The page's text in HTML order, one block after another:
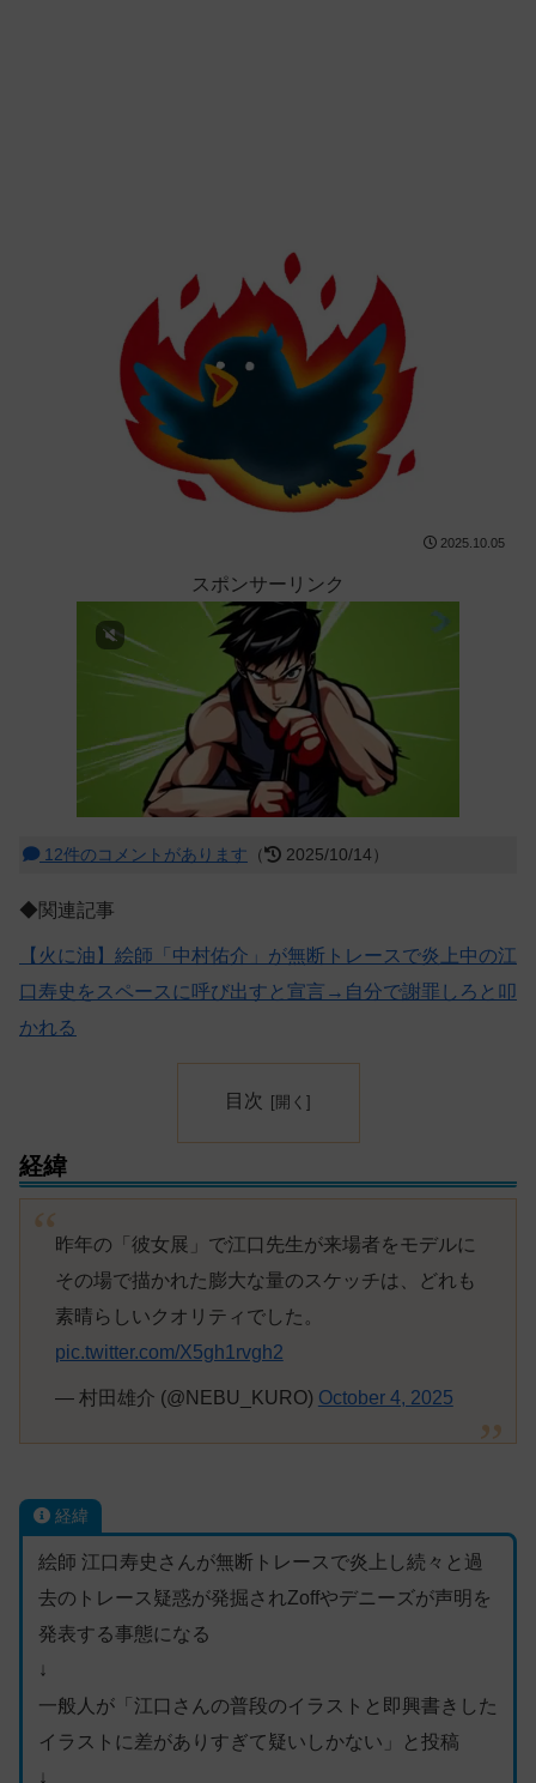
2025.10.05
スポンサーリンク
12件のコメントがあります （ 2025/10/14）
◆関連記事
【火に油】絵師「中村佑介」が無断トレースで炎上中の江
口寿史をスペースに呼び出すと宣言→自分で謝罪しろと叩
かれる
目次
経緯
昨年の「彼女展」で江口先生が来場者をモデルに
その場で描かれた膨大な量のスケッチは、どれも
素晴らしいクオリティでした。
pic.twitter.com/X5gh1rvgh2
— 村田雄介 (@NEBU_KURO) October 4, 2025
経緯
絵師 江口寿史さんが無断トレースで炎上し続々と過
去のトレース疑惑が発掘されZoffやデニーズが声明を
発表する事態になる
↓
一般人が「江口さんの普段のイラストと即興書きした
イラストに差がありすぎて疑いしかない」と投稿
↓